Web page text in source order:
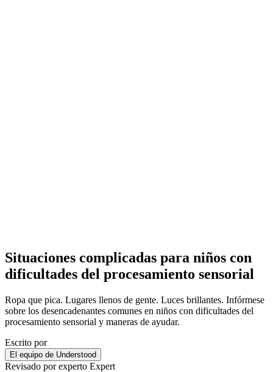
Situaciones complicadas para niños con
dificultades del procesamiento sensorial
Ropa que pica. Lugares llenos de gente. Luces brillantes. Infórmese
sobre los desencadenantes comunes en niños con dificultades del
procesamiento sensorial y maneras de ayudar.
Escrito por
El equipo de Understood
Revisado por experto Expert